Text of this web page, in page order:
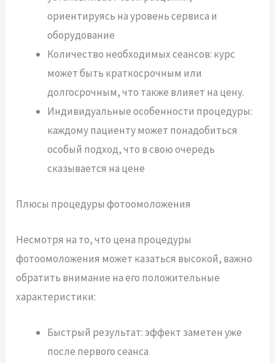
ориентируясь на уровень сервиса и
оборудование
Количество необходимых сеансов: курс
может быть краткосрочным или
долгосрочным, что также влияет на цену.
Индивидуальные особенности процедуры:
каждому пациенту может понадобиться
особый подход, что в свою очередь
сказывается на цене
Плюсы процедуры фотоомоложения
Несмотря на то, что цена процедуры
фотоомоложения может казаться высокой, важно
обратить внимание на его положительные
характеристики:
Быстрый результат: эффект заметен уже
после первого сеанса